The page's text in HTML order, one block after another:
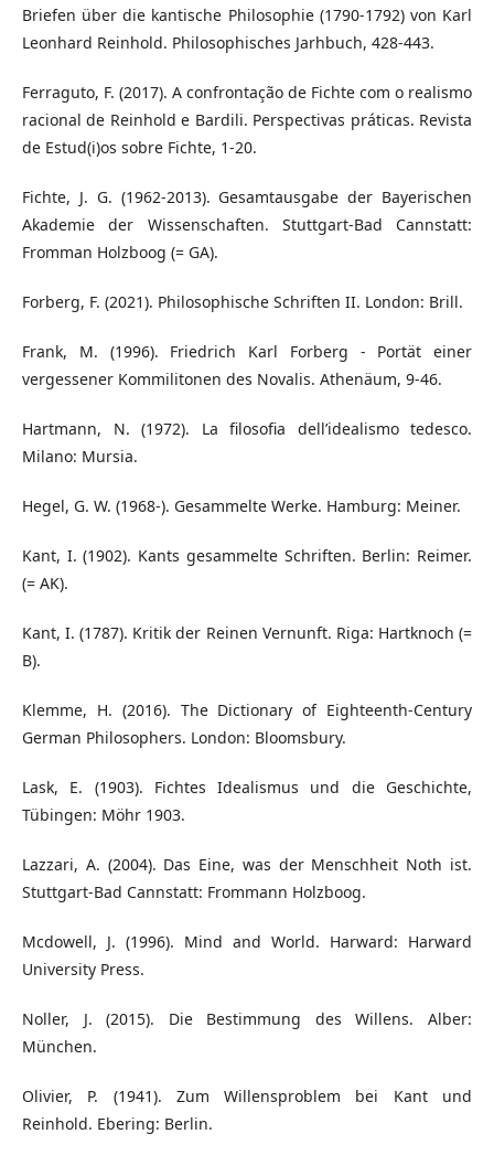
Briefen über die kantische Philosophie (1790-1792) von Karl
Leonhard Reinhold. Philosophisches Jarhbuch, 428-443.
Ferraguto, F. (2017). A confrontação de Fichte com o realismo
racional de Reinhold e Bardili. Perspectivas práticas. Revista
de Estud(i)os sobre Fichte, 1-20.
Fichte, J. G. (1962-2013). Gesamtausgabe der Bayerischen
Akademie der Wissenschaften. Stuttgart-Bad Cannstatt:
Fromman Holzboog (= GA).
Forberg, F. (2021). Philosophische Schriften II. London: Brill.
Frank, M. (1996). Friedrich Karl Forberg - Portät einer
vergessener Kommilitonen des Novalis. Athenäum, 9-46.
Hartmann, N. (1972). La filosofia dell’idealismo tedesco.
Milano: Mursia.
Hegel, G. W. (1968-). Gesammelte Werke. Hamburg: Meiner.
Kant, I. (1902). Kants gesammelte Schriften. Berlin: Reimer.
(= AK).
Kant, I. (1787). Kritik der Reinen Vernunft. Riga: Hartknoch (=
B).
Klemme, H. (2016). The Dictionary of Eighteenth-Century
German Philosophers. London: Bloomsbury.
Lask, E. (1903). Fichtes Idealismus und die Geschichte,
Tübingen: Möhr 1903.
Lazzari, A. (2004). Das Eine, was der Menschheit Noth ist.
Stuttgart-Bad Cannstatt: Frommann Holzboog.
Mcdowell, J. (1996). Mind and World. Harward: Harward
University Press.
Noller, J. (2015). Die Bestimmung des Willens. Alber:
München.
Olivier, P. (1941). Zum Willensproblem bei Kant und
Reinhold. Ebering: Berlin.